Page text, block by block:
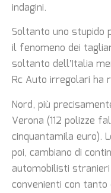
indagini.
Soltanto uno stupido
il fenomeno dei
soltanto dell’Italia
Rc Auto irregolari ha
Nord, più
Verona (112 polizze
cinquantamila euro).
poi, cambiano di
automobilisti
convenienti con